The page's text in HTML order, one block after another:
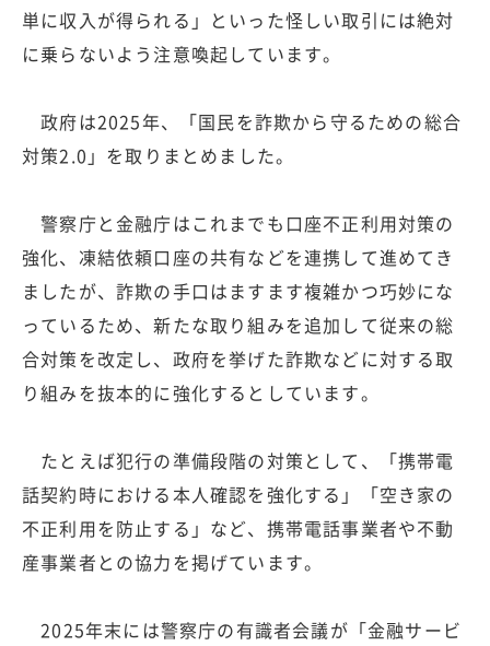
単に収入が得られる」といった怪しい取引には絶対
に乗らないよう注意喚起しています。
政府は2025年、「国民を詐欺から守るための総合
対策2.0」を取りまとめました。
警察庁と金融庁はこれまでも口座不正利用対策の
強化、凍結依頼口座の共有などを連携して進めてき
ましたが、詐欺の手口はますます複雑かつ巧妙にな
っているため、新たな取り組みを追加して従来の総
合対策を改定し、政府を挙げた詐欺などに対する取
り組みを抜本的に強化するとしています。
たとえば犯行の準備段階の対策として、「携帯電
話契約時における本人確認を強化する」「空き家の
不正利用を防止する」など、携帯電話事業者や不動
産事業者との協力を掲げています。
2025年末には警察庁の有識者会議が「金融サービ